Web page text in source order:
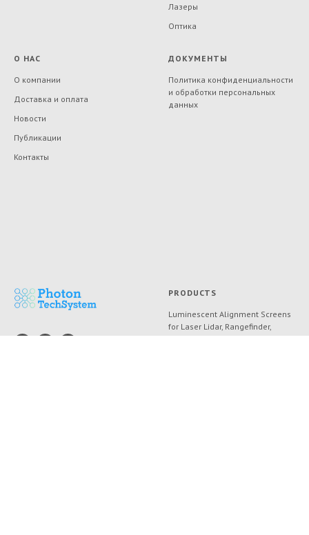
Лазеры
Оптика
О НАС
О компании
Доставка и оплата
Новости
Публикации
Контакты
ДОКУМЕНТЫ
Политика конфиденциальности
и обработки персональных
данных
PRODUCTS
Luminescent Alignment Screens
for Laser Lidar, Rangefinder,